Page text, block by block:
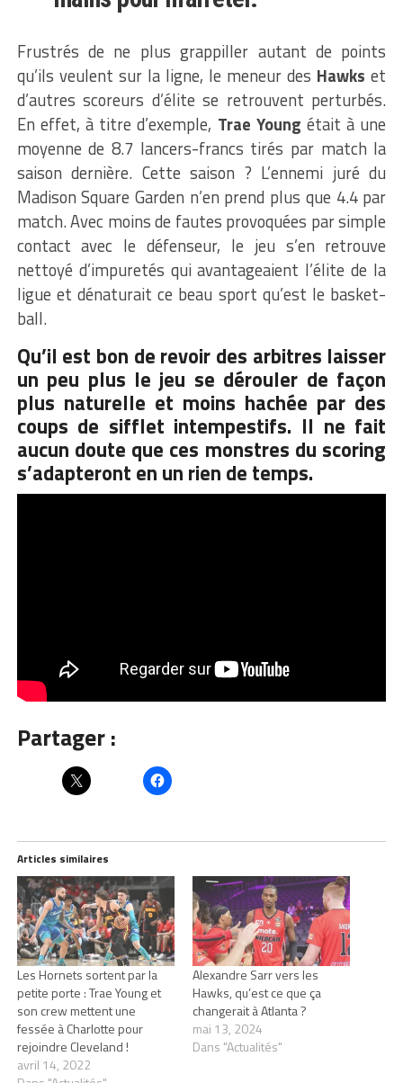
Frustrés de ne plus grappiller autant de points
qu’ils veulent sur la ligne, le meneur des Hawks et
d’autres scoreurs d’élite se retrouvent perturbés.
En effet, à titre d’exemple, Trae Young était à une
moyenne de 8.7 lancers-francs tirés par match la
saison dernière. Cette saison ? L’ennemi juré du
Madison Square Garden n’en prend plus que 4.4 par
match. Avec moins de fautes provoquées par simple
contact avec le défenseur, le jeu s’en retrouve
nettoyé d’impuretés qui avantageaient l’élite de la
ligue et dénaturait ce beau sport qu’est le basket-
ball.
Qu’il est bon de revoir des arbitres laisser
un peu plus le jeu se dérouler de façon
plus naturelle et moins hachée par des
coups de sifflet intempestifs. Il ne fait
aucun doute que ces monstres du scoring
s’adapteront en un rien de temps.
Partager :
Articles similaires
Les Hornets sortent par la
petite porte : Trae Young et
son crew mettent une
fessée à Charlotte pour
rejoindre Cleveland !
avril 14, 2022
Alexandre Sarr vers les
Hawks, qu’est ce que ça
changerait à Atlanta ?
mai 13, 2024
Dans "Actualités"